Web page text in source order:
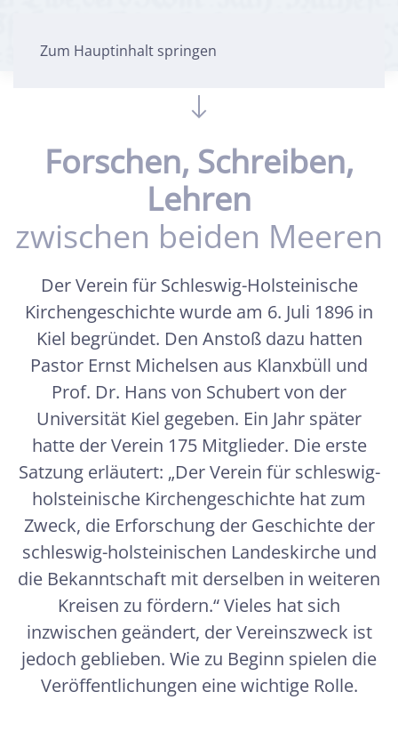
Zum Hauptinhalt springen
Forschen, Schreiben,
Lehren
zwischen beiden Meeren
Der Verein für Schleswig-Holsteinische
Kirchengeschichte wurde am 6. Juli 1896 in
Kiel begründet. Den Anstoß dazu hatten
Pastor Ernst Michelsen aus Klanxbüll und
Prof. Dr. Hans von Schubert von der
Universität Kiel gegeben. Ein Jahr später
hatte der Verein 175 Mitglieder. Die erste
Satzung erläutert: „Der Verein für schleswig-
holsteinische Kirchengeschichte hat zum
Zweck, die Erforschung der Geschichte der
schleswig-holsteinischen Landeskirche und
die Bekanntschaft mit derselben in weiteren
Kreisen zu fördern.“ Vieles hat sich
inzwischen geändert, der Vereinszweck ist
jedoch geblieben. Wie zu Beginn spielen die
Veröffentlichungen eine wichtige Rolle.